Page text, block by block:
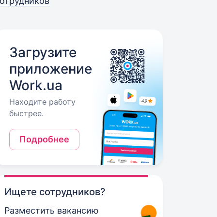
Загрузите
приложение
Work.ua
Находите работу
быстрее.
Подробнее
Ищете сотрудников?
Разместить вакансию